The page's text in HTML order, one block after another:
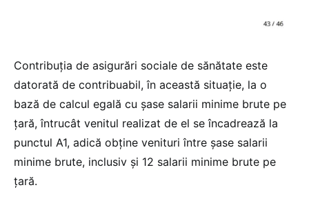
Contribuția de asigurări sociale de sănătate este
datorată de contribuabil, în această situație, la o
bază de calcul egală cu șase salarii minime brute pe
țară, întrucât venitul realizat de el se încadrează la
punctul A1, adică obține venituri între șase salarii
minime brute, inclusiv și 12 salarii minime brute pe
țară.